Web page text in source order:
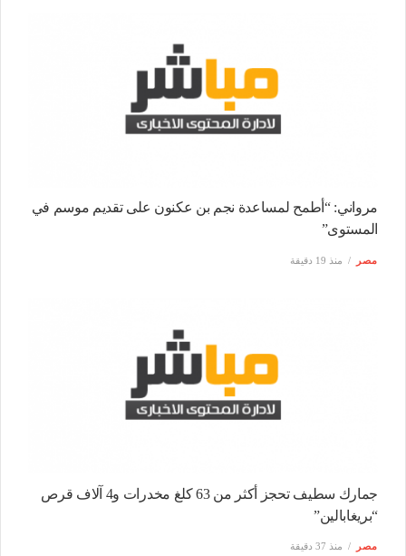
مرواني: “أطمح لمساعدة نجم بن عكنون على تقديم موسم في
المستوى”
مصر منذ 19 دقيقة
جمارك سطيف تحجز أكثر من 63 كلغ مخدرات و4 آلاف قرص
“بريغابالين”
مصر منذ 37 دقيقة